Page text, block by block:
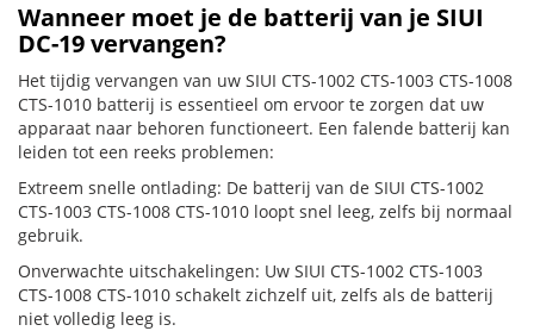
Wanneer moet je de batterij van je SIUI
DC-19 vervangen?
Het tijdig vervangen van uw SIUI CTS-1002 CTS-1003 CTS-1008
CTS-1010 batterij is essentieel om ervoor te zorgen dat uw
apparaat naar behoren functioneert. Een falende batterij kan
leiden tot een reeks problemen:
Extreem snelle ontlading: De batterij van de SIUI CTS-1002
CTS-1003 CTS-1008 CTS-1010 loopt snel leeg, zelfs bij normaal
gebruik.
Onverwachte uitschakelingen: Uw SIUI CTS-1002 CTS-1003
CTS-1008 CTS-1010 schakelt zichzelf uit, zelfs als de batterij
niet volledig leeg is.